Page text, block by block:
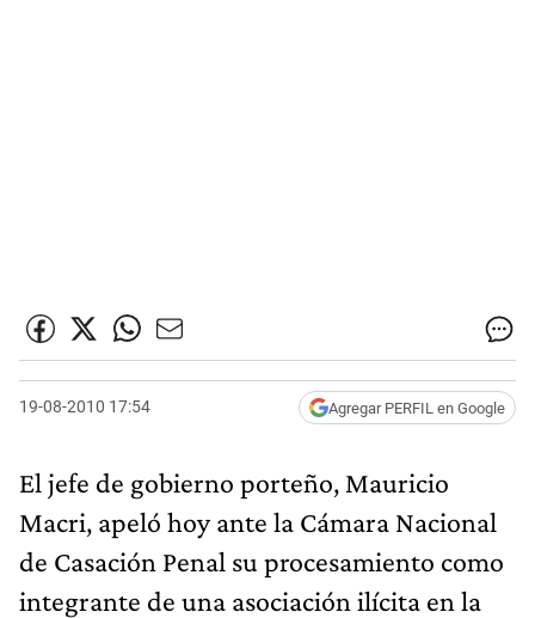
19-08-2010 17:54 Agregar PERFIL en Google
El jefe de gobierno porteño, Mauricio
Macri, apeló hoy ante la Cámara Nacional
de Casación Penal su procesamiento como
integrante de una asociación ilícita en la